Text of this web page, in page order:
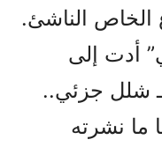
الخاص الناشئ.
أدت إلى
بـ شلل جزئي..
ما نشرته